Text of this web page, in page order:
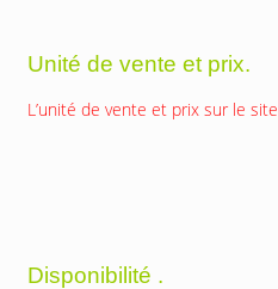
Unité de vente et prix.
L’unité de vente et prix sur le
Disponibilité .